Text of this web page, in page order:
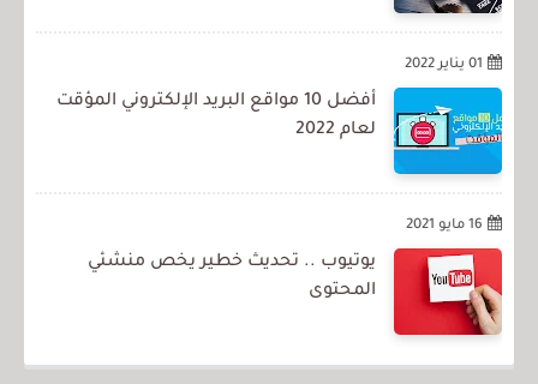
01 يناير 2022
أفضل 10 مواقع البريد الإلكتروني المؤقت
لعام 2022
16 مايو 2021
يوتيوب .. تحديث خطير يخص منشئي
المحتوى